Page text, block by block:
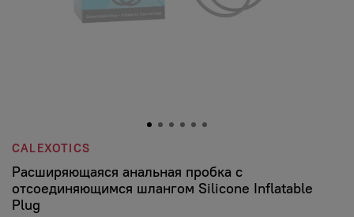
CALEXOTICS
Расширяющаяся анальная пробка с
отсоединяющимся шлангом Silicone Inflatable
Plug